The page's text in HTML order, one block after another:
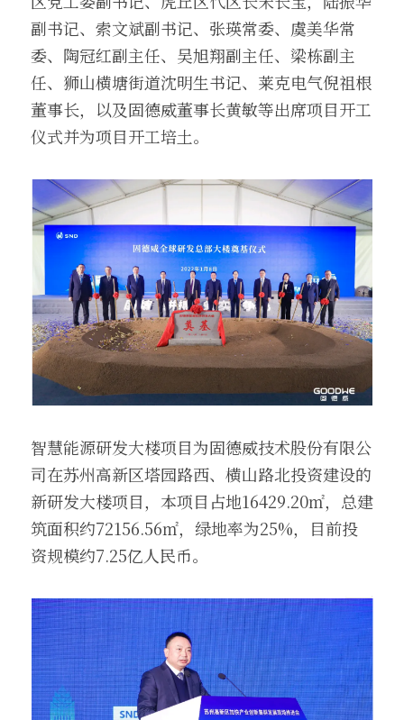
副书记、索文斌副书记、张瑛常委、虞美华常
委、陶冠红副主任、吴旭翔副主任、梁栋副主
任、狮山横塘街道沈明生书记、莱克电气倪祖根
董事长，以及固德威董事长黄敏等出席项目开工
仪式并为项目开工培土。
智慧能源研发大楼项目为固德威技术股份有限公
司在苏州高新区塔园路西、横山路北投资建设的
新研发大楼项目，本项目占地16429.20㎡，总建
筑面积约72156.56㎡，绿地率为25%，目前投
资规模约7.25亿人民币。